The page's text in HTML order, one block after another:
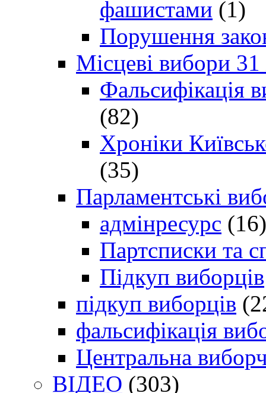
фашистами (1)
Порушення
Місцеві вибори
Фальсифікація
(82)
Хроніки
(35)
Парламентські
адмінресурс (16)
Партсписки та
Підкуп виборців
підкуп виборців
фальсифікація
Центральна
ВІДЕО (303)